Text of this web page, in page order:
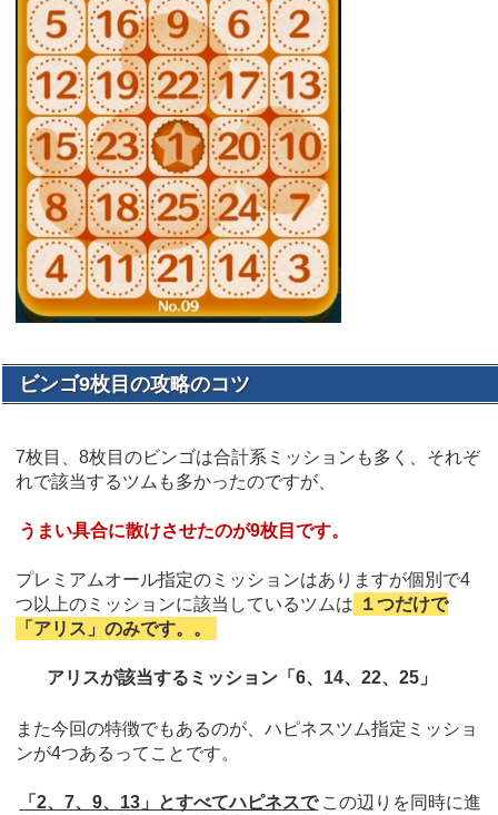
ビンゴ9枚目の攻略のコツ
7枚目、8枚目のビンゴは合計系ミッションも多く、それぞ
れで該当するツムも多かったのですが、
うまい具合に散けさせたのが9枚目です。
プレミアムオール指定のミッションはありますが個別で4
つ以上のミッションに該当しているツムは １つだけで
「アリス」のみです。。
アリスが該当するミッション「6、14、22、25」
また今回の特徴でもあるのが、ハピネスツム指定ミッショ
ンが4つあるってことです。
「2、7、9、13」とすべてハピネスで この辺りを同時に進